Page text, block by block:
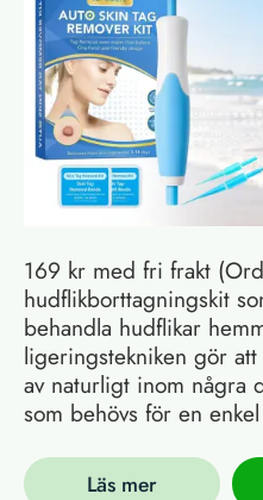
169 kr med fri frakt
hudflikborttagningskit
behandla hudflikar
ligeringstekniken gör
av naturligt inom några
som behövs för en
Läs mer